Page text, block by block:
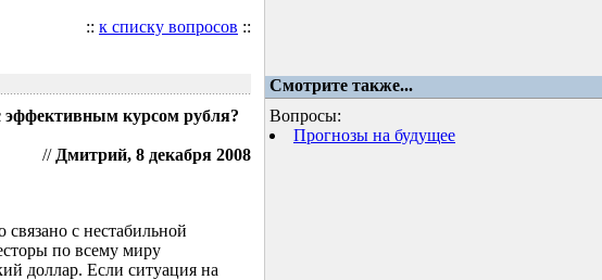
:: к списку вопросов ::
Смотрите также...
эффективным курсом рубля?
// Дмитрий, 8 декабря 2008
с нестабильной
по всему миру
доллар. Если ситуация на
Вопросы:
Прогнозы на будущее